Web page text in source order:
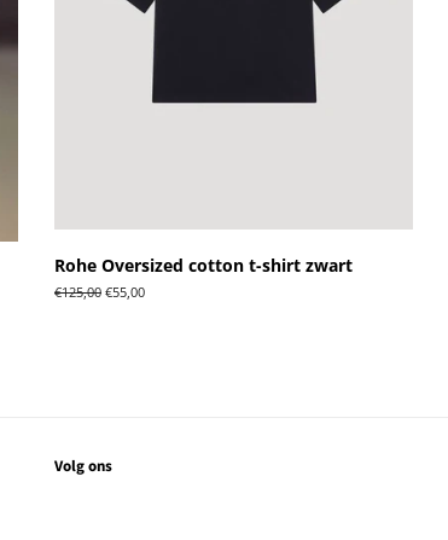
Rohe Oversized cotton t-shirt zwart
Normale
€125,00 Aanbiedingsprijs
€55,00
Volg ons